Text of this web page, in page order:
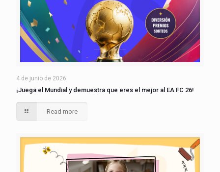
4 de junio de 2026
¡Juega el Mundial y demuestra que eres el mejor al EA FC 26!
Read more